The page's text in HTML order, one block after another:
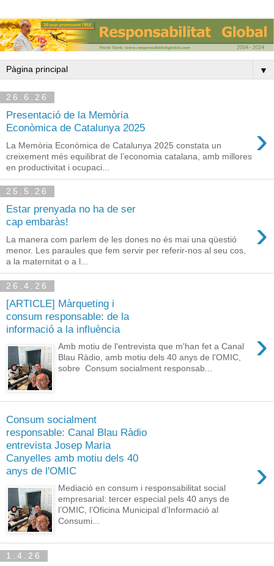
▼
26.6.26
Presentació de la Memòria
Econòmica de Catalunya 2025
›
La Memòria Econòmica de Catalunya 2025 constata un
creixement més equilibrat de l’economia catalana, amb millores
en productivitat i ocupaci...
25.5.26
Estar prenyada no ha de ser
cap embaràs!
›
La manera com parlem de les dones no és mai una qüestió
menor. Les paraules que fem servir per referir-nos al seu cos,
a la maternitat o a l...
26.4.26
[ARTICLE] Màrqueting i
consum responsable: de la
informació a la influència
›
Amb motiu de l'entrevista que m'han fet a Canal
Blau Ràdio, amb motiu dels 40 anys de l'OMIC,
sobre Consum socialment responsab...
Consum socialment
responsable: Canal Blau Ràdio
entrevista Josep Maria
Canyelles amb motiu dels 40
anys de l'OMIC
›
Mediació en consum i responsabilitat social
empresarial: tercer especial pels 40 anys de
l’OMIC, l’Oficina Municipal d’Informació al
Consumi...
1.4.26